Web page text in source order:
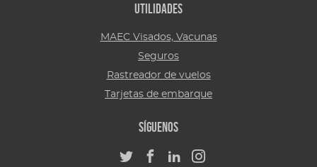
Utilidades
MAEC Visados, Vacunas
Seguros
Rastreador de vuelos
Tarjetas de embarque
Síguenos